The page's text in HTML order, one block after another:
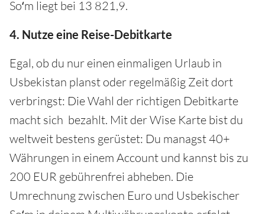
Soʻm liegt bei 13 821,9.
4. Nutze eine Reise-Debitkarte
Egal, ob du nur einen einmaligen Urlaub in
Usbekistan planst oder regelmäßig Zeit dort
verbringst: Die Wahl der richtigen Debitkarte
macht sich bezahlt. Mit der Wise Karte bist du
weltweit bestens gerüstet: Du managst 40+
Währungen in einem Account und kannst bis zu
200 EUR gebührenfrei abheben. Die
Umrechnung zwischen Euro und Usbekischer